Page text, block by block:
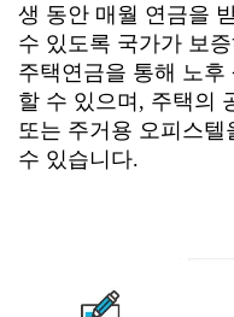
생 동안 매월 연금을
수 있도록 국가가 보
주택연금을 통해 노
할 수 있으며, 주택의
또는 주거용 오피스
수 있습니다.